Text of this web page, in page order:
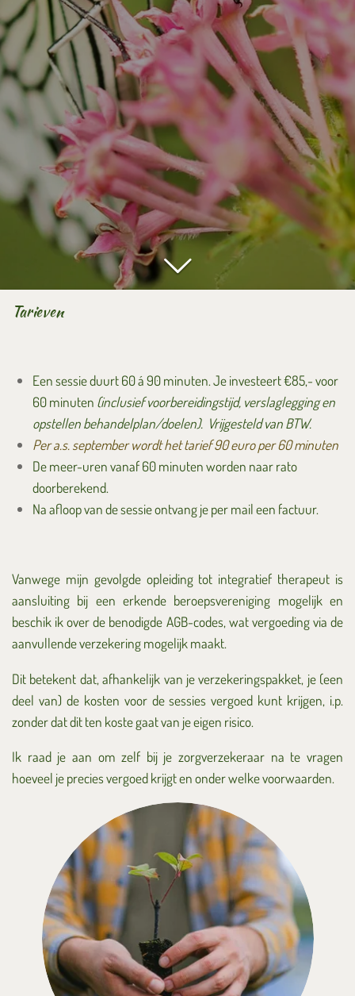
Tarieven
Een sessie duurt 60 á 90 minuten.Je investeert €85,- voor
60 minuten (inclusief voorbereidingstijd, verslaglegging en
opstellen behandelplan/doelen). Vrijgesteld van BTW.
Per a.s. september wordt het tarief 90 euro per 60 minuten
De meer-uren vanaf 60 minuten worden naar rato
doorberekend.
Na afloop van de sessie ontvang je per mail een factuur.
Vanwege mijn gevolgde opleiding tot integratief therapeut is
aansluiting bij een erkende beroepsvereniging mogelijk en
beschik ik over de benodigde AGB-codes, wat vergoeding via de
aanvullende verzekering mogelijk maakt.
Dit betekent dat, afhankelijk van je verzekeringspakket, je (een
deel van) de kosten voor de sessies vergoed kunt krijgen, i.p.
zonder dat dit ten koste gaat van je eigen risico.
Ik raad je aan om zelf bij je zorgverzekeraar na te vragen
hoeveel je precies vergoed krijgt en onder welke voorwaarden.